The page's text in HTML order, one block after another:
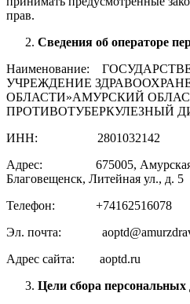
прав.
Сведения об операторе
Наименование:
УЧРЕЖДЕНИЕ
ОБЛАСТИ»АМУРСКИЙ
ПРОТИВОТУБЕРКУЛЕЗНЫЙ
ИНН: 2801032142
Адрес: 675005, Амурская
Благовещенск, Литейная ул., д. 5
Телефон: +74162516078
Эл. почта:
Адрес сайта: aoptd.ru
Цели сбора